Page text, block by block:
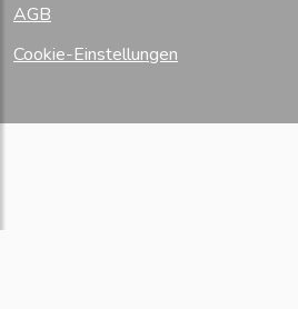
AGB
Cookie-Einstellungen